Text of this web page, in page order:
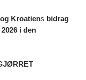
Kroatiens bidrag
i den